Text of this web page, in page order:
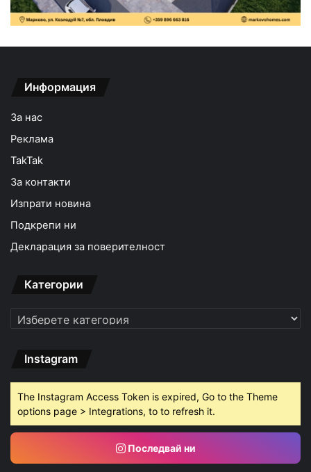
Информация
За нас
Реклама
TakTak
За контакти
Изпрати новина
Подкрепи ни
Декларация за поверителност
Категории
Категории
Instagram
The Instagram Access Token is expired, Go to the Theme
options page > Integrations, to to refresh it.
Последвай ни